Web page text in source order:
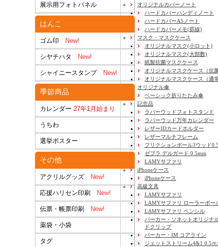
展示用フォトパネル
はんこ
ゴム印 New!
シヤチハタ New!
シャイニースタンプNew!
季節商品
カレンダー 27年1月始まり
うちわ
選挙ポスター
その他
アクリルグッズ New!
応援ハリセン印刷 New!
伝票・帳票印刷 New!
薬袋・小袋
タグ
オリジナルカバーノート
ハードカバーハンディノート
ハードカバーA5ノート
ハードカバーメモ(罫線)
マスク・マスクケース
オリジナルマスク(小ロット)
オリジナルマスク(大部数)
紙製抗菌マスクケース
オリジナルマスクケース（抗
オリジナルマスクケース（通
オリジナル傘
ベーシック折りたたみ傘
記念品
ラバーウッドフォトスタンド
ラバーウッド万年カレンダー
レザーIDカードホルダー
レザーマルチフレーム
フリクションボール3ウッド
ゼブラ デルガード 0.5mm
LAMYサファリ
iPhoneケース
iPhoneケース
高級文具
LAMYサファリ
LAMYサファリ ローラーボー
LAMYサファリ ペンシル
パーカー・ソネットオリジナ
ドクリップ
パーカー・IM コアライン
ジェットストリーム4&1 0.5ｍ